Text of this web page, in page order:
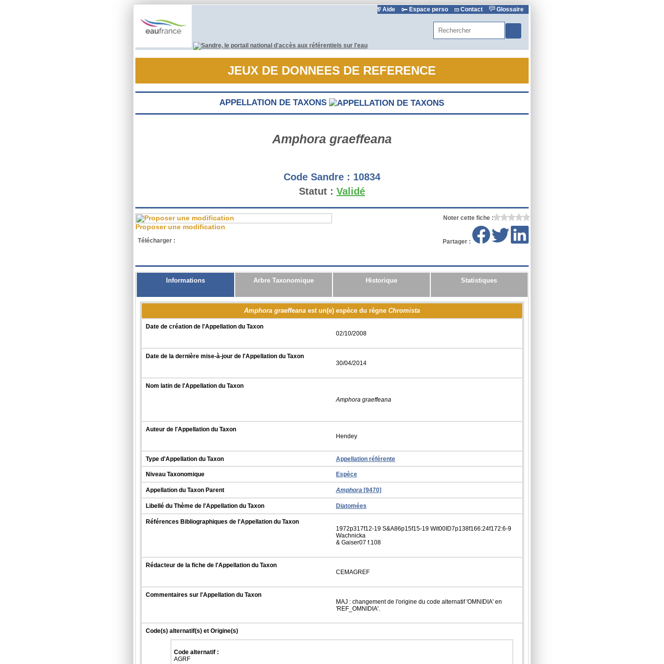
Aide Espace perso Contact Glossaire
Rechercher
JEUX DE DONNEES DE REFERENCE
APPELLATION DE TAXONS
Amphora graeffeana
Code Sandre : 10834
Statut : Validé
Proposer une modification
Noter cette fiche :
Partager :
Télécharger :
Informations Arbre Taxonomique Historique Statistiques
Amphora graeffeana est un(e) espèce du règne Chromista
Date de création de l'Appellation du Taxon
02/10/2008
Date de la dernière mise-à-jour de l'Appellation du Taxon
30/04/2014
Nom latin de l'Appellation du Taxon
Amphora graeffeana
Auteur de l'Appellation du Taxon
Hendey
Type d'Appellation du Taxon Appellation référente
Niveau Taxonomique Espèce
Appellation du Taxon Parent Amphora [9470]
Libellé du Thème de l'Appellation du Taxon Diatomées
Références Bibliographiques de l'Appellation du Taxon
1972p317f12-19 S&A86p15f15-19 Wit00ID7p138f166:24f172:6-9
Wachnicka
& Gaiser07 f.108
Rédacteur de la fiche de l'Appellation du Taxon
CEMAGREF
Commentaires sur l'Appellation du Taxon
MAJ : changement de l'origine du code alternatif 'OMNIDIA' en
'REF_OMNIDIA'.
Code(s) alternatif(s) et Origine(s)
Code alternatif :
AGRF